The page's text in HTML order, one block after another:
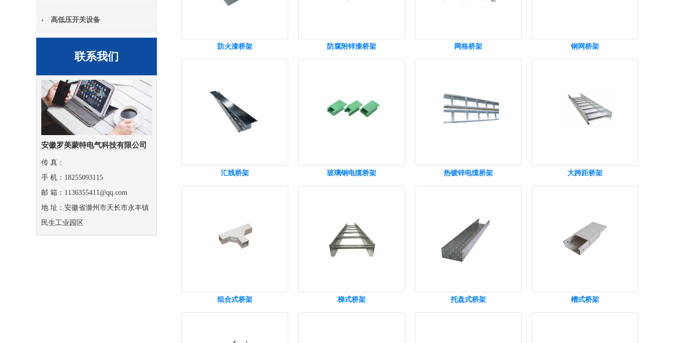
高低压开关设备
联系我们
安徽罗美蒙特电气科技有限公司
传 真：
手 机：18255093115
邮 箱：1136355411@qq.com
地 址：安徽省滁州市天长市永丰镇
民生工业园区
防火漆桥架 防腐附锌漆桥架 网格桥架 钢网桥架
汇线桥架 玻璃钢电缆桥架 热镀锌电缆桥架 大跨距桥架
组合式桥架 梯式桥架 托盘式桥架 槽式桥架